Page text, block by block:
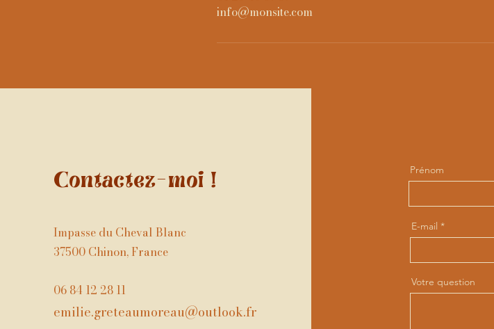
info@monsite.com
Contactez-moi !
Impasse du Cheval Blanc
37500 Chinon, France
06 84 12 28 11
emilie.greteaumoreau@outlook.fr
Prénom
E-mail
Votre question